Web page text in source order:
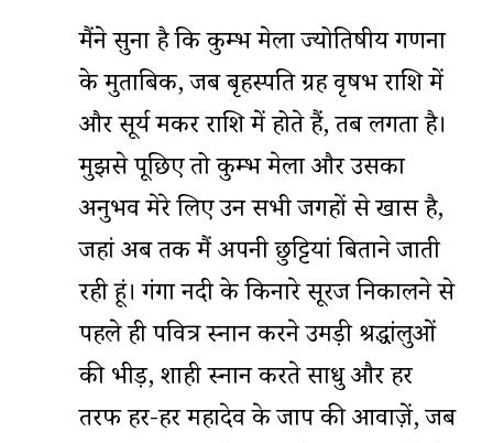
मैंने सुना है कि कुम्भ मेला ज्योतिषीय गणना
के मुताबिक, जब बृहस्पति ग्रह वृषभ राशि में
और सूर्य मकर राशि में होते हैं, तब लगता है।
मुझसे पूछिए तो कुम्भ मेला और उसका
अनुभव मेरे लिए उन सभी जगहों से खास है,
जहां अब तक मैं अपनी छुट्टियां बिताने जाती
रही हूं। गंगा नदी के किनारे सूरज निकालने से
पहले ही पवित्र स्नान करने उमड़ी श्रद्धांलुओं
की भीड़, शाही स्नान करते साधु और हर
तरफ हर-हर महादेव के जाप की आवाज़ें, जब